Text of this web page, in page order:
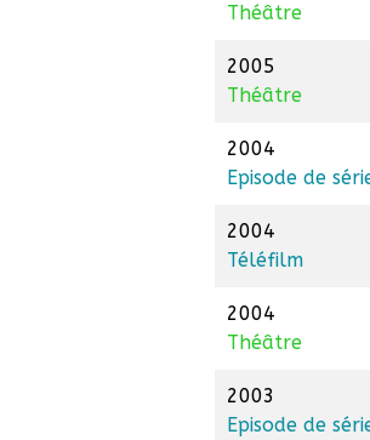
Théâtre
2005
Théâtre
2004
Episode de
2004
Téléfilm
2004
Théâtre
2003
Episode de